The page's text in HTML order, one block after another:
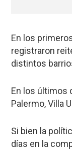
En los
registraron
distintos
En los últimos
Palermo, Villa
Si bien la
días en la